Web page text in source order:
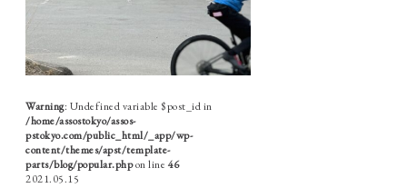
Warning: Undefined variable $post_id in
/home/assostokyo/assos-
pstokyo.com/public_html/_app/wp-
content/themes/apst/template-
parts/blog/popular.phpon line 46
2021.05.15